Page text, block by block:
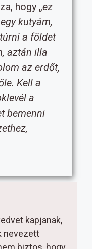
hogy „ez
kutyám,
a földet
aztán illa
az erdőt,
Kell a
a
bemenni
kapjanak,
nevezett